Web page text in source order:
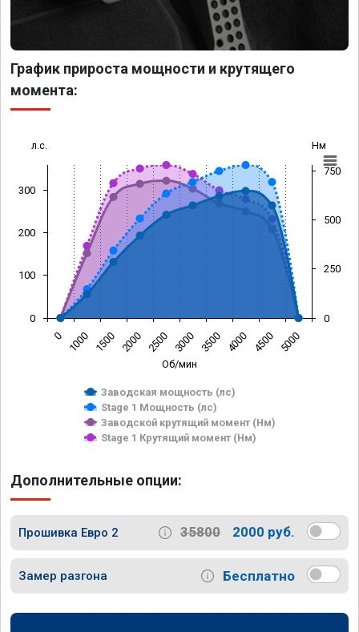
График прироста мощности и крутящего
момента:
Об/мин
л.с. Нм
Заводская мощность (лс)
Stage 1 Мощность (лс)
Заводской крутящий момент (Нм)
Stage 1 Крутящий момент (Нм)
0 1000 1500 2000 2500 3000 3500 4000 4500 5000
0
100
200
300
0
250
500
750
Дополнительные опции:
Прошивка Евро 2 35800 2000 руб.
Замер разгона Бесплатно